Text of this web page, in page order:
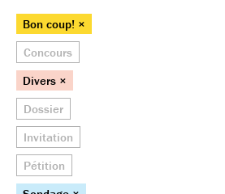
Bon coup! ×
Concours
Divers ×
Dossier
Invitation
Pétition